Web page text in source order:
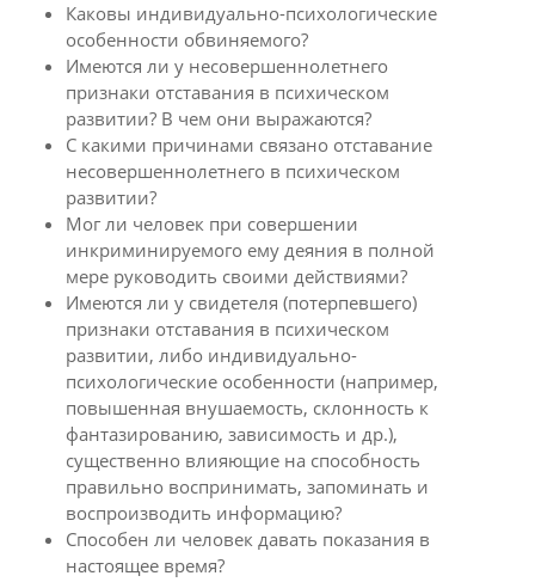
Каковы индивидуально-психологические
особенности обвиняемого?
Имеются ли у несовершеннолетнего
признаки отставания в психическом
развитии? В чем они выражаются?
С какими причинами связано отставание
несовершеннолетнего в психическом
развитии?
Мог ли человек при совершении
инкриминируемого ему деяния в полной
мере руководить своими действиями?
Имеются ли у свидетеля (потерпевшего)
признаки отставания в психическом
развитии, либо индивидуально-
психологические особенности (например,
повышенная внушаемость, склонность к
фантазированию, зависимость и др.),
существенно влияющие на способность
правильно воспринимать, запоминать и
воспроизводить информацию?
Способен ли человек давать показания в
настоящее время?